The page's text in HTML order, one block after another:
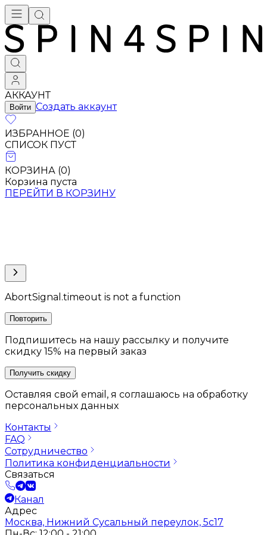
АККАУНТ
Войти Создать аккаунт
ИЗБРАННОЕ (0)
СПИСОК ПУСТ
КОРЗИНА (0)
Корзина пуста
ПЕРЕЙТИ В КОРЗИНУ
AbortSignal.timeout is not a function
Повторить
Подпишитесь на нашу рассылку и получите
скидку 15% на первый заказ
Получить скидку
Оставляя свой email, я соглашаюсь на обработку
персональных данных
Контакты
FAQ
Сотрудничество
Политика конфиденциальности
Связаться
Канал
Адрес
Москва, Нижний Сусальный переулок, 5с17